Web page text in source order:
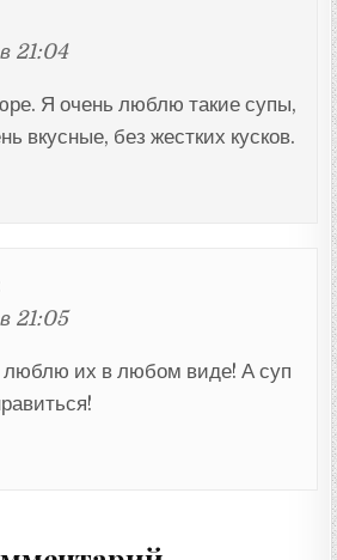
21:04
Я очень люблю такие супы,
вкусные, без жестких кусков.
21:05
их в любом виде! А суп